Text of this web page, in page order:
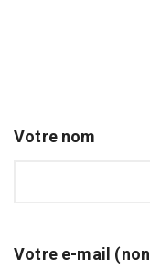
Votre nom
Votre e-mail